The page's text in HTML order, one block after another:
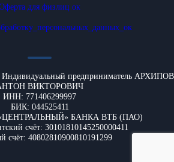
для физлиц ок
Индивидуальный предприниматель АРХИПОВ
ВИКТОРОВИЧ
ИНН: 771406299997
БИК: 044525411
БАНКА ВТБ (ПАО)
счёт: 30101810145250000411
счёт: 40802810900810191299